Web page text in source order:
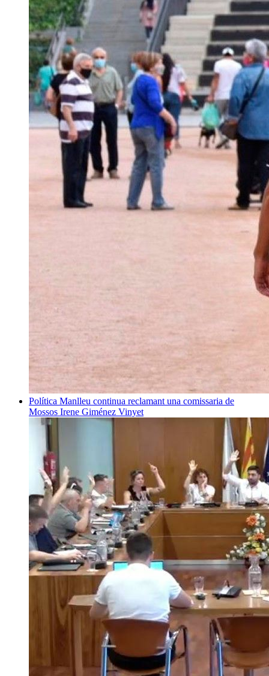
Política Manlleu continua reclamant una comissaria de
Mossos Irene Giménez Vinyet